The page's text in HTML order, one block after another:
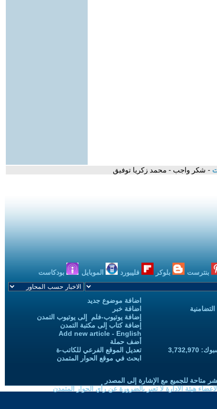
- شكر واجب - محمد زكريا توفيق
بنترست بلوكر فليبورد الموبايل بودكاست
اضافة موضوع جديد
اضافة خبر
إضافة يوتيوب-فلم إلى يوتيوب التمدن
إضافة كتاب إلى مكتبة التمدن
Add new article - English
أضف حملة
تعديل الموقع الفرعي للكاتب-ة
ابحث في موقع الحوار المتمدن
متاحة للجميع مع الإشارة إلى المصدر
هيئة الادارة لا تعبر بالضرورة عن رأي الحوار المتمدن